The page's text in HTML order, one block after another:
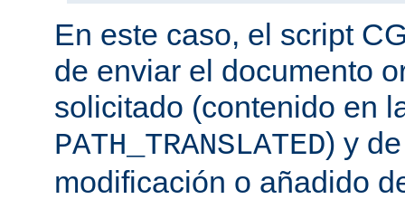
En este caso, el script
de enviar el documento
solicitado (contenido en
PATH_TRANSLATED) y
modificación o añadido